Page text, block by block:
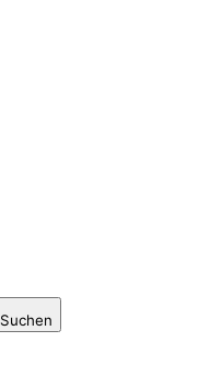
Suchen